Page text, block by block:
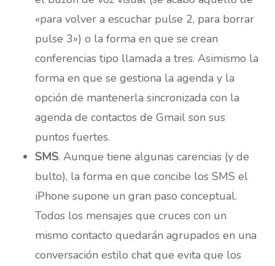
«para volver a escuchar pulse 2, para borrar
pulse 3») o la forma en que se crean
conferencias tipo llamada a tres. Asimismo la
forma en que se gestiona la agenda y la
opción de mantenerla sincronizada con la
agenda de contactos de Gmail son sus
puntos fuertes.
SMS. Aunque tiene algunas carencias (y de
bulto), la forma en que concibe los SMS el
iPhone supone un gran paso conceptual.
Todos los mensajes que cruces con un
mismo contacto quedarán agrupados en una
conversación estilo chat que evita que los